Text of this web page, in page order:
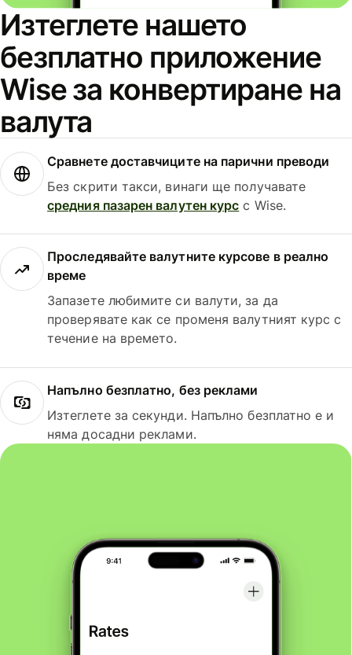
Изтеглете нашето
безплатно приложение
Wise за конвертиране на
валута
Сравнете доставчиците на парични преводи
Без скрити такси, винаги ще получавате
средния пазарен валутен курс с Wise.
Проследявайте валутните курсове в реално
време
Запазете любимите си валути, за да
проверявате как се променя валутният курс с
течение на времето.
Напълно безплатно, без реклами
Изтеглете за секунди. Напълно безплатно е и
няма досадни реклами.